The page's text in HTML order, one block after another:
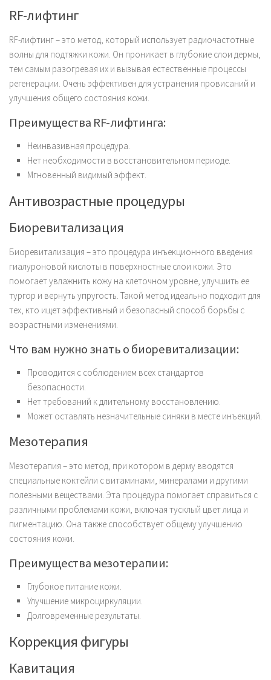
RF-лифтинг
RF-лифтинг – это метод, который использует радиочастотные
волны для подтяжки кожи. Он проникает в глубокие слои дермы,
тем самым разогревая их и вызывая естественные процессы
регенерации. Очень эффективен для устранения провисаний и
улучшения общего состояния кожи.
Преимущества RF-лифтинга:
Неинвазивная процедура.
Нет необходимости в восстановительном периоде.
Мгновенный видимый эффект.
Антивозрастные процедуры
Биоревитализация
Биоревитализация – это процедура инъекционного введения
гиалуроновой кислоты в поверхностные слои кожи. Это
помогает увлажнить кожу на клеточном уровне, улучшить ее
тургор и вернуть упругость. Такой метод идеально подходит для
тех, кто ищет эффективный и безопасный способ борьбы с
возрастными изменениями.
Что вам нужно знать о биоревитализации:
Проводится с соблюдением всех стандартов
безопасности.
Нет требований к длительному восстановлению.
Может оставлять незначительные синяки в месте инъекций.
Мезотерапия
Мезотерапия – это метод, при котором в дерму вводятся
специальные коктейли с витаминами, минералами и другими
полезными веществами. Эта процедура помогает справиться с
различными проблемами кожи, включая тусклый цвет лица и
пигментацию. Она также способствует общему улучшению
состояния кожи.
Преимущества мезотерапии:
Глубокое питание кожи.
Улучшение микроциркуляции.
Долговременные результаты.
Коррекция фигуры
Кавитация